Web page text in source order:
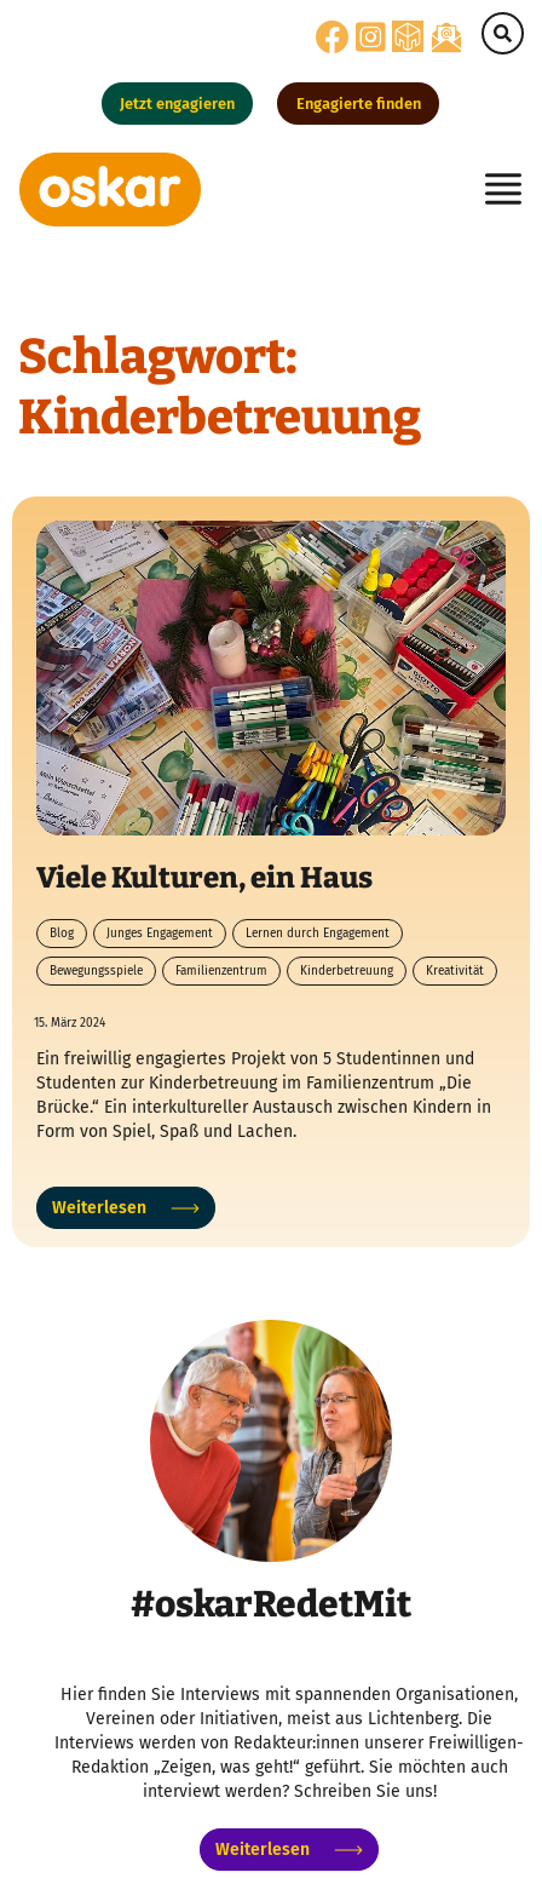
Jetzt engagieren Engagierte finden
Hauptnavigation
Schlagwort:
Kinderbetreuung
Viele Kulturen, ein Haus
Blog Junges Engagement Lernen durch Engagement
Bewegungsspiele Familienzentrum Kinderbetreuung Kreativität
15. März 2024
Ein freiwillig engagiertes Projekt von 5 Studentinnen und
Studenten zur Kinderbetreuung im Familienzentrum „Die
Brücke.“ Ein interkultureller Austausch zwischen Kindern in
Form von Spiel, Spaß und Lachen.
Weiterlesen
#oskarRedetMit
Hier finden Sie Interviews mit spannenden Organisationen,
Vereinen oder Initiativen, meist aus Lichtenberg. Die
Interviews werden von Redakteur:innen unserer Freiwilligen-
Redaktion „Zeigen, was geht!“ geführt. Sie möchten auch
interviewt werden? Schreiben Sie uns!
Weiterlesen